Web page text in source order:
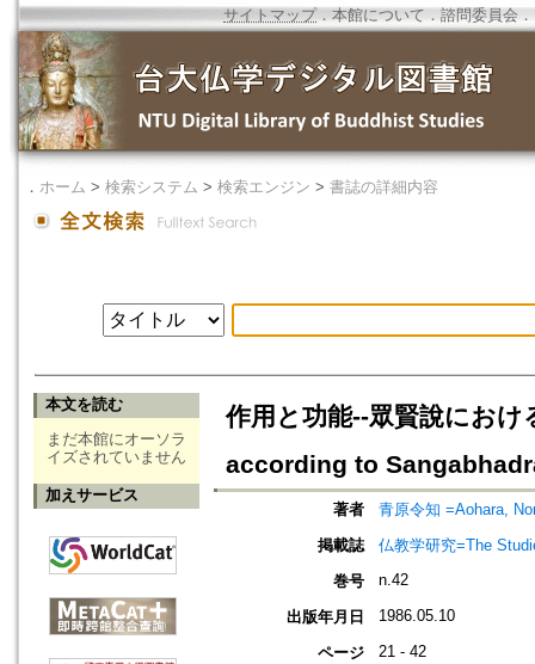
サイトマップ．本館について ． 諮問委員会 ．
． ホーム > 検索システム > 検索エンジン > 書誌の詳細内容
本文を読む
まだ本館にオーソラ
イズされていません
加えサービス
作用と功能--眾賢說にお
according to
著者
青原令知 =Aohara,
掲載誌
仏教学研究=The
巻号
n.42
出版年月日 1986.05.10
ページ 21 - 42